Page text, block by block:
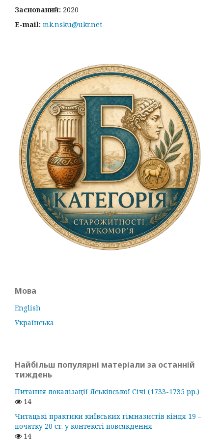
Заснований: 2020
E-mail: mk.nsku@ukr.net
Мова
English
Українська
Найбільш популярні матеріали за останній
тиждень
Питання локалізації Яськівської Січі (1733-1735 рр.)
14
Читацькі практики київських гімназистів кінця 19 –
початку 20 ст. у контексті повсякдення
14